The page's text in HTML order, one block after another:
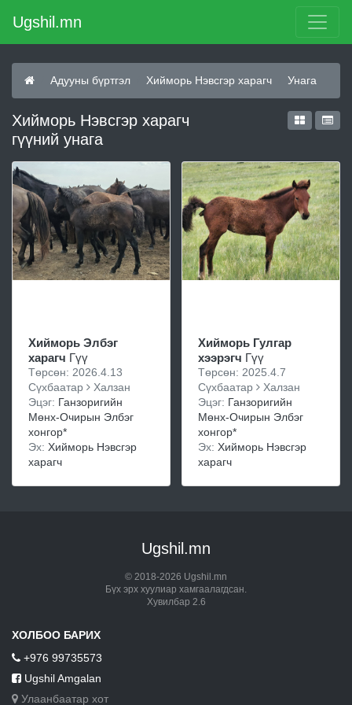
Ugshil.mn
Адууны бүртгэл Хийморь Нэвсгэр харагч Унага
Хийморь Нэвсгэр харагч
гүүний унага
Хийморь Элбэг
харагч Гүү
Төрсөн: 2026.4.13
Сүхбаатар
Халзан
Эцэг: Ганзоригийн
Мөнх-Очирын Элбэг
хонгор*
Эх: Хийморь Нэвсгэр
харагч
Хийморь Гулгар
хээрэгч Гүү
Төрсөн: 2025.4.7
Сүхбаатар
Халзан
Эцэг: Ганзоригийн
Мөнх-Очирын Элбэг
хонгор*
Эх: Хийморь Нэвсгэр
харагч
Ugshil.mn
© 2018-2026 Ugshil.mn
Бүх эрх хуулиар хамгаалагдсан.
Хувилбар 2.6
ХОЛБОО БАРИХ
+976 99735573
Ugshil Amgalan
Улаанбаатар хот